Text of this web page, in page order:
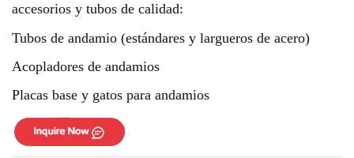
accesorios y tubos de calidad:
Tubos de andamio (estándares y largueros de acero)
Acopladores de andamios
Placas base y gatos para andamios